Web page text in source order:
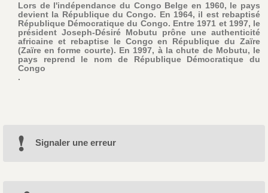
Lors de l'indépendance du Congo Belge en 1960, le pays
devient la République du Congo. En 1964, il est rebaptisé
République Démocratique du Congo. Entre 1971 et 1997, le
président Joseph-Désiré Mobutu prône une authenticité
africaine et rebaptise le Congo en République du Zaïre
(Zaïre en forme courte). En 1997, à la chute de Mobutu, le
pays reprend le nom de République Démocratique du
Congo
.
Signaler une erreur